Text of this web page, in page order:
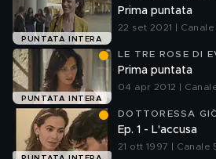
PUNTATA INTERA
Prima puntata
22 set 2021 | Canale
PUNTATA INTERA
LE TRE ROSE DI
Prima puntata
04 apr 2012 |
DOTTORESSA
Ep. 1 - L'accusa
21 ott 1997 | Canale